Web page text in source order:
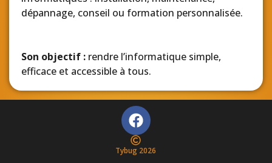
dépannage, conseil ou formation personnalisée.
Son objectif : rendre l’informatique simple,
efficace et accessible à tous.
Tybug 2026